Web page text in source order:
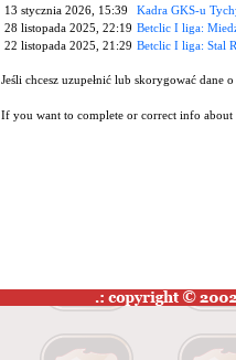
13 stycznia 2026, 15:39
Kadra GKS-u
28 listopada 2025, 22:19 Betclic I liga:
22 listopada 2025, 21:29 Betclic I liga: Stal
Jeśli chcesz uzupełnić lub skorygować
If you want to complete or correct info